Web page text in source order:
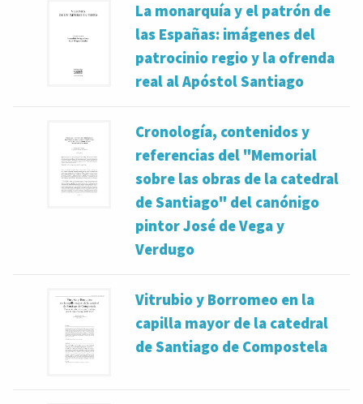
La monarquía y el patrón de
las Españas: imágenes del
patrocinio regio y la ofrenda
real al Apóstol Santiago
Cronología, contenidos y
referencias del "Memorial
sobre las obras de la catedral
de Santiago" del canónigo
pintor José de Vega y
Verdugo
Vitrubio y Borromeo en la
capilla mayor de la catedral
de Santiago de Compostela